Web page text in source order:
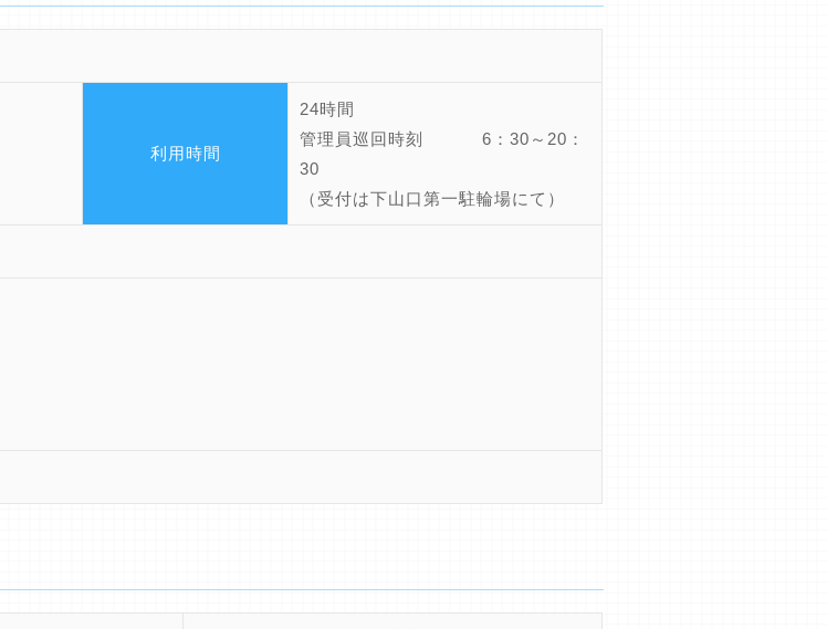
利用時間
24時間
管理員巡回時刻 6：30～20：
30
（受付は下山口第一駐輪場にて）